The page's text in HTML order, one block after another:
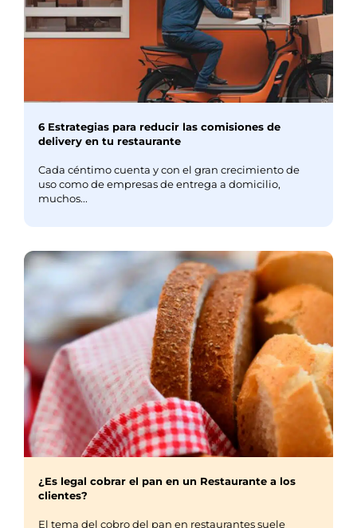
6 Estrategias para reducir las comisiones de
delivery en tu restaurante
Cada céntimo cuenta y con el gran crecimiento de
uso como de empresas de entrega a domicilio,
muchos...
¿Es legal cobrar el pan en un Restaurante a los
clientes?
El tema del cobro del pan en restaurantes suele